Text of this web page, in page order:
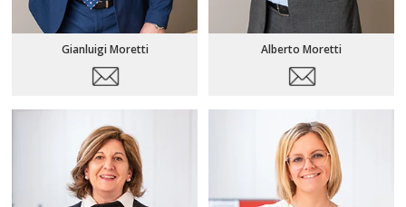
Gianluigi Moretti Alberto Moretti